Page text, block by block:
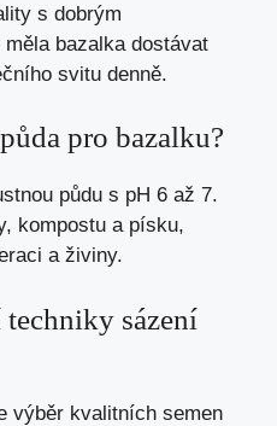
s dobrým
bazalka dostávat
svitu denně.
pro bazalku?
půdu s pH 6 až 7.
kompostu a písku,
a živiny.
sázení
výběr kvalitních semen